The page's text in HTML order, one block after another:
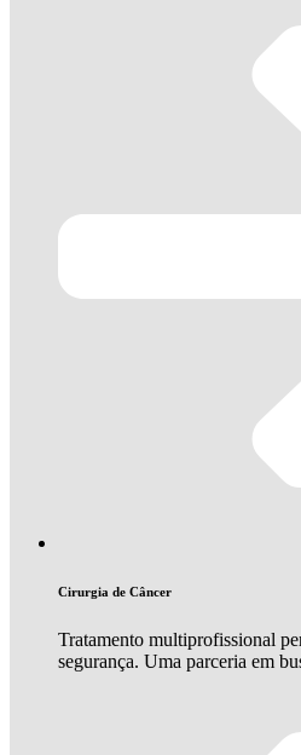
Cirurgia de Câncer
Tratamento multiprofissional
segurança. Uma parceria em